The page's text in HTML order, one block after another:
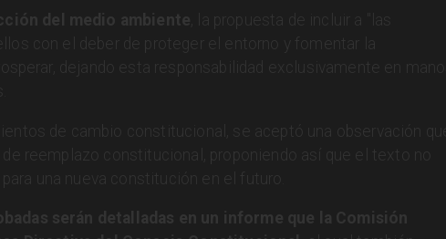
del medio ambiente
, la propuesta de incluir a "las
con el deber de proteger el entorno y fomentar la
dejando esta responsabilidad exclusivamente en manos
de cambio constitucional, se aceptó una observación que
reemplazo constitucional, proponiendo así que el texto no
una nueva constitución en el futuro.
serán detalladas en un informe que la Comisión